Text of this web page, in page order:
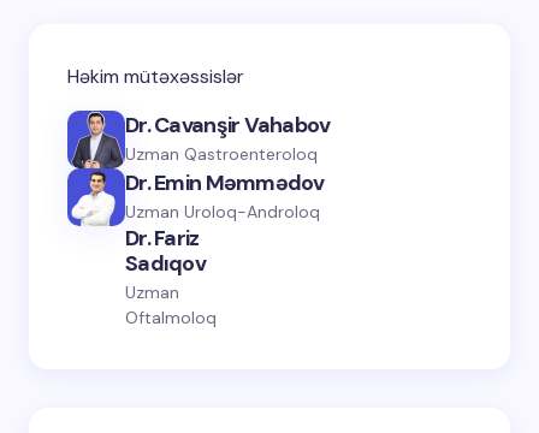
Həkim mütəxəssislər
Dr. Cavanşir Vahabov
Uzman Qastroenteroloq
Dr. Emin Məmmədov
Uzman Uroloq-Androloq
Dr. Fariz
Sadıqov
Uzman
Oftalmoloq